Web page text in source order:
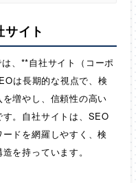
イト
、**自社サイト（コーポ
は長期的な視点で、検
増やし、信頼性の高い
。自社サイトは、SEO
ドを網羅しやすく、検
を持っています。